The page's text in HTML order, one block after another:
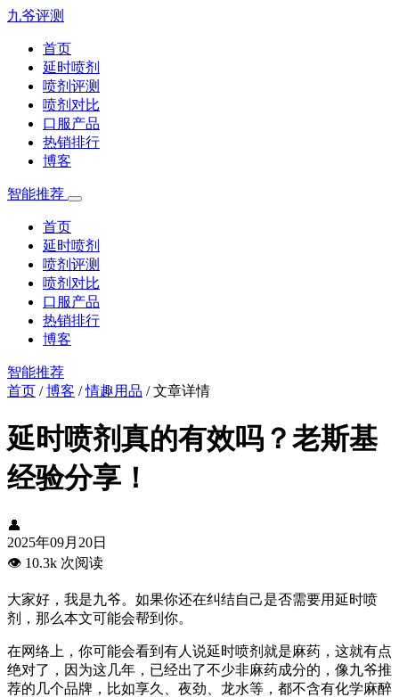
九爷评测
首页
延时喷剂
喷剂评测
喷剂对比
口服产品
热销排行
博客
智能推荐
首页
延时喷剂
喷剂评测
喷剂对比
口服产品
热销排行
博客
智能推荐
首页 /博客 /情趣用品 /文章详情
延时喷剂真的有效吗？老斯基
经验分享！
👤
2025年09月20日
👁️ 10.3k 次阅读
大家好，我是九爷。如果你还在纠结自己是否需要用延时喷
剂，那么本文可能会帮到你。
在网络上，你可能会看到有人说延时喷剂就是麻药，这就有点
绝对了，因为这几年，已经出了不少非麻药成分的，像九爷推
荐的几个品牌，比如享久、夜劲、龙水等，都不含有化学麻醉